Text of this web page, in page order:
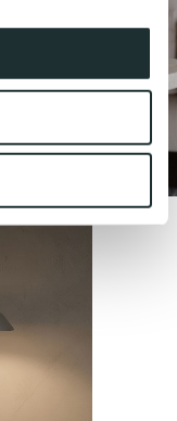
med.
som de har